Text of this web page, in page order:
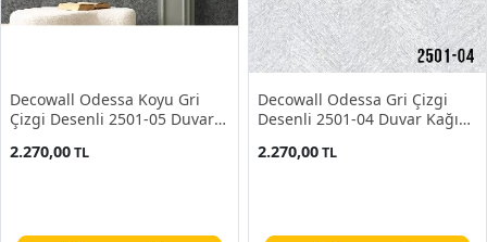
Decowall Odessa Koyu Gri
Çizgi Desenli 2501-05 Duvar
2.270,00TL
Decowall Odessa Gri Çizgi
Desenli 2501-04 Duvar Kağıdı
2.270,00TL